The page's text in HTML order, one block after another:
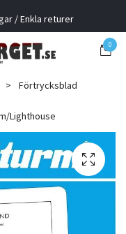
/ Enkla returer
0
Förtrycksblad
Lighthouse